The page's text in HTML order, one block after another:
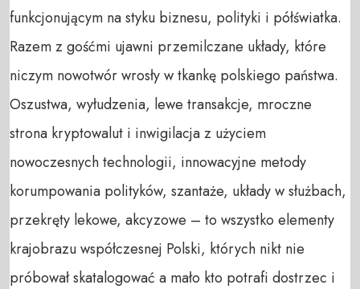
funkcjonującym na styku biznesu, polityki i półświatka.
Razem z gośćmi ujawni przemilczane układy, które
niczym nowotwór wrosły w tkankę polskiego państwa.
Oszustwa, wyłudzenia, lewe transakcje, mroczne
strona kryptowalut i inwigilacja z użyciem
nowoczesnych technologii, innowacyjne metody
korumpowania polityków, szantaże, układy w służbach,
przekręty lekowe, akcyzowe – to wszystko elementy
krajobrazu współczesnej Polski, których nikt nie
próbował skatalogować a mało kto potrafi dostrzec i